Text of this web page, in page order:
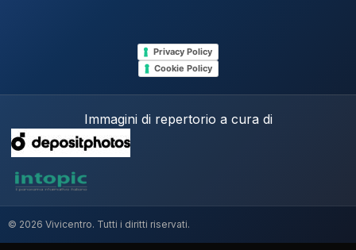
Privacy Policy
Cookie Policy
Immagini di repertorio a cura di
© 2026 Vivicentro. Tutti i diritti riservati.